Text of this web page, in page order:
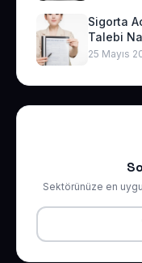
Sigorta
Talebi
25 Mayıs
Sektörünüze en